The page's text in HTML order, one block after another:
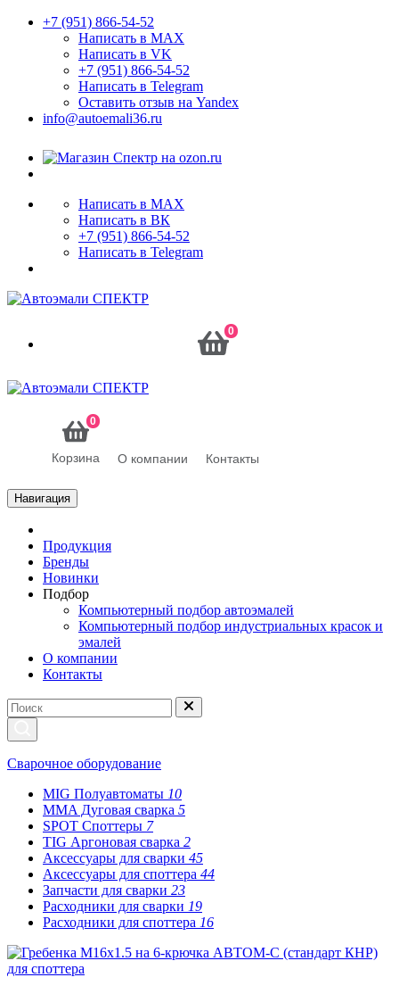
+7 (951) 866-54-52
Написать в MAX
Написать в VK
+7 (951) 866-54-52
Написать в Telegram
Оставить отзыв на Yandex
info@autoemali36.ru
Написать в MAX
Написать в ВК
+7 (951) 866-54-52
Написать в Telegram
0
0
Корзина О компании Контакты
Навигация
Продукция
Бренды
Новинки
Подбор
Компьютерный подбор автоэмалей
Компьютерный подбор индустриальных красок и
эмалей
О компании
Контакты
Сварочное оборудование
MIG Полуавтоматы 10
MMA Дуговая сварка 5
SPOT Споттеры 7
TIG Аргоновая сварка 2
Аксессуары для сварки 45
Аксессуары для споттера 44
Запчасти для сварки 23
Расходники для сварки 19
Расходники для споттера 16